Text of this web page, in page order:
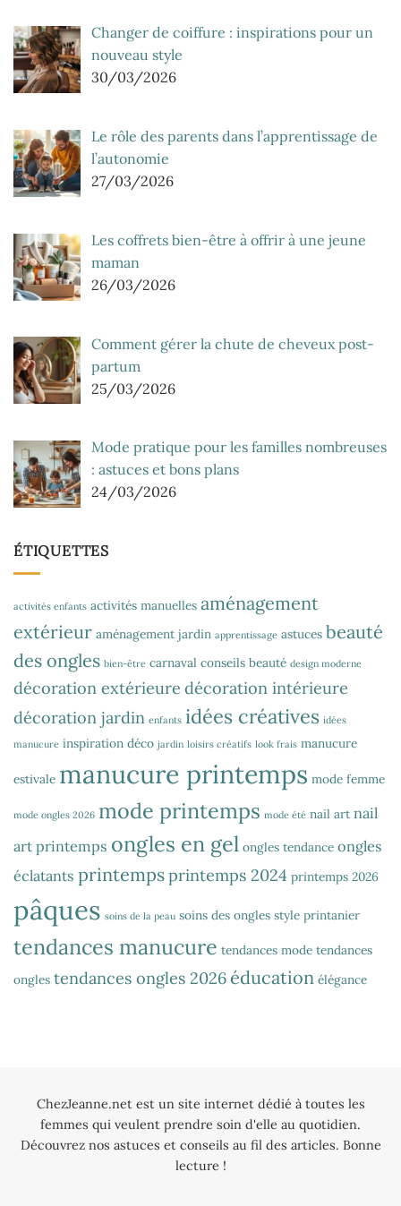
Changer de coiffure : inspirations pour un
nouveau style
30/03/2026
Le rôle des parents dans l’apprentissage de
l’autonomie
27/03/2026
Les coffrets bien-être à offrir à une jeune
maman
26/03/2026
Comment gérer la chute de cheveux post-
partum
25/03/2026
Mode pratique pour les familles nombreuses
: astuces et bons plans
24/03/2026
ÉTIQUETTES
activités enfants activités manuelles aménagement
extérieur aménagement jardin apprentissage astuces beauté
des ongles bien-être carnaval conseils beauté design moderne
décoration extérieure décoration intérieure
décoration jardin enfants idées créatives idées
manucure inspiration déco jardin loisirs créatifs look frais manucure
estivale manucure printemps mode femme
mode ongles 2026 mode printemps mode été nail art nail
art printemps ongles en gel ongles tendance ongles
éclatants printempsprintemps 2024 printemps 2026
pâques soins de la peau soins des ongles style printanier
tendances manucure tendances mode tendances
ongles tendances ongles 2026 éducation élégance
ChezJeanne.net est un site internet dédié à toutes les
femmes qui veulent prendre soin d'elle au quotidien.
Découvrez nos astuces et conseils au fil des articles. Bonne
lecture !